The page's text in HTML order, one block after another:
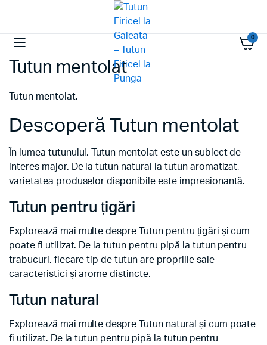
0
Tutun mentolat
Tutun mentolat.
Descoperă Tutun mentolat
În lumea tutunului, Tutun mentolat este un subiect de
interes major. De la tutun natural la tutun aromatizat,
varietatea produselor disponibile este impresionantă.
Tutun pentru țigări
Explorează mai multe despre Tutun pentru țigări și cum
poate fi utilizat. De la tutun pentru pipă la tutun pentru
trabucuri, fiecare tip de tutun are propriile sale
caracteristici și arome distincte.
Tutun natural
Explorează mai multe despre Tutun natural și cum poate
fi utilizat. De la tutun pentru pipă la tutun pentru